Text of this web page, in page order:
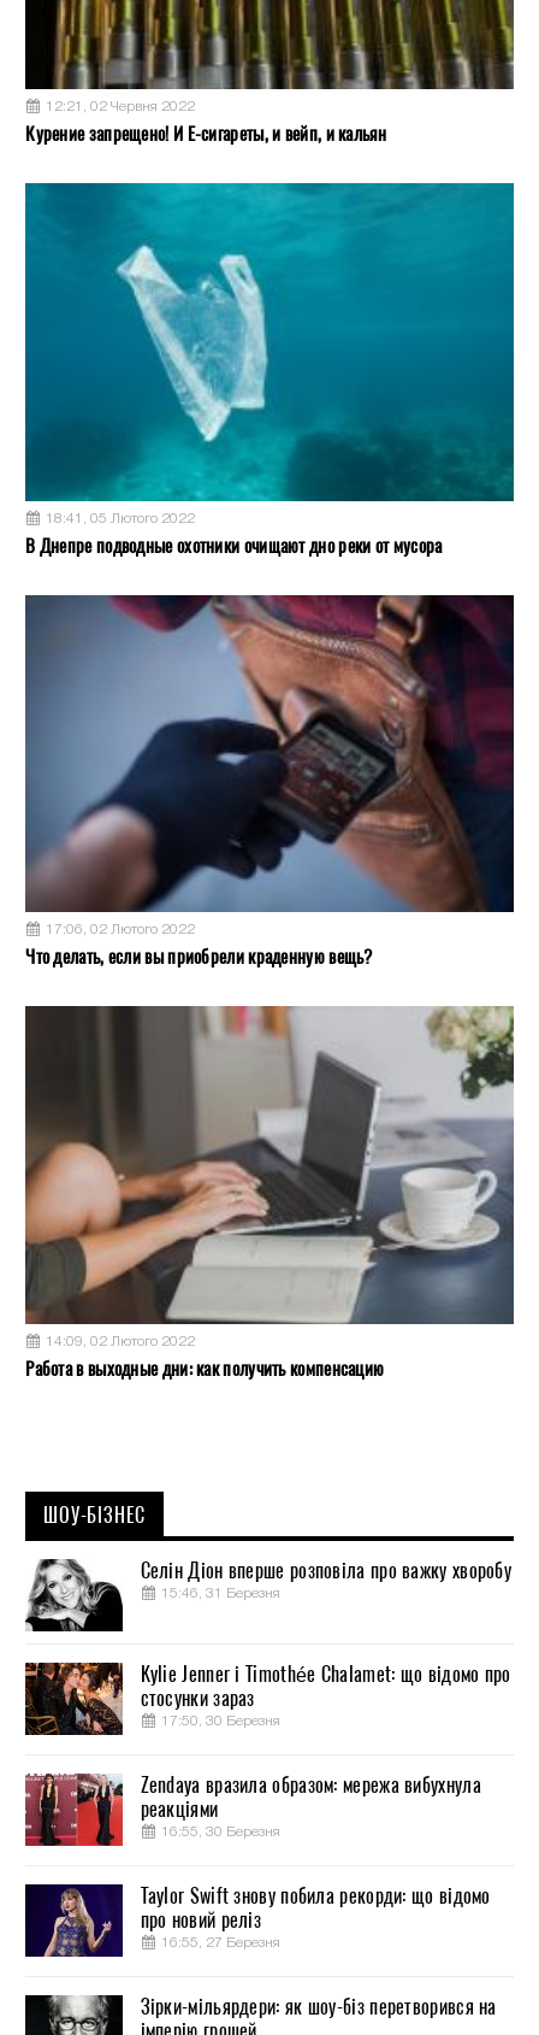
12:21, 02 Червня 2022
Курение запрещено! И Е-сигареты, и вейп, и кальян
18:41, 05 Лютого 2022
В Днепре подводные охотники очищают дно реки от мусора
17:06, 02 Лютого 2022
Что делать, если вы приобрели краденную вещь?
14:09, 02 Лютого 2022
Работа в выходные дни: как получить компенсацию
ШОУ-БІЗНЕС
Селін Діон вперше розповіла про важку хворобу
15:46, 31 Березня
Kylie Jenner і Timothée Chalamet: що відомо про
стосунки зараз
17:50, 30 Березня
Zendaya вразила образом: мережа вибухнула
реакціями
16:55, 30 Березня
Taylor Swift знову побила рекорди: що відомо
про новий реліз
16:55, 27 Березня
Зірки-мільярдери: як шоу-біз перетворився на